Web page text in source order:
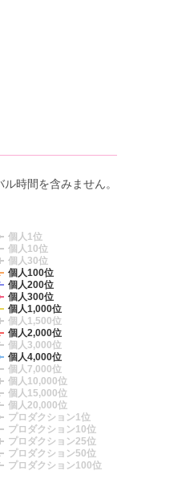
時間を含みません。
個人1位
個人10位
個人30位
個人100位
個人200位
個人300位
個人1,000位
個人1,500位
個人2,000位
個人3,000位
個人4,000位
個人7,000位
個人10,000位
個人15,000位
個人20,000位
プロダクション1位
プロダクション10位
プロダクション25位
プロダクション50位
プロダクション100位